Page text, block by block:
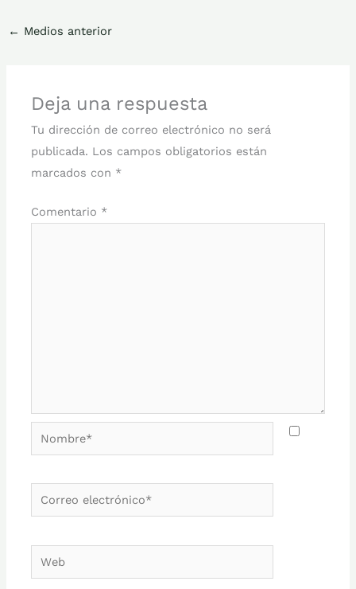
← Medios anterior
Deja una respuesta
Tu dirección de correo electrónico no será
publicada. Los campos obligatorios están
marcados con *
Comentario *
Nombre*
Correo
electrónico*
Web